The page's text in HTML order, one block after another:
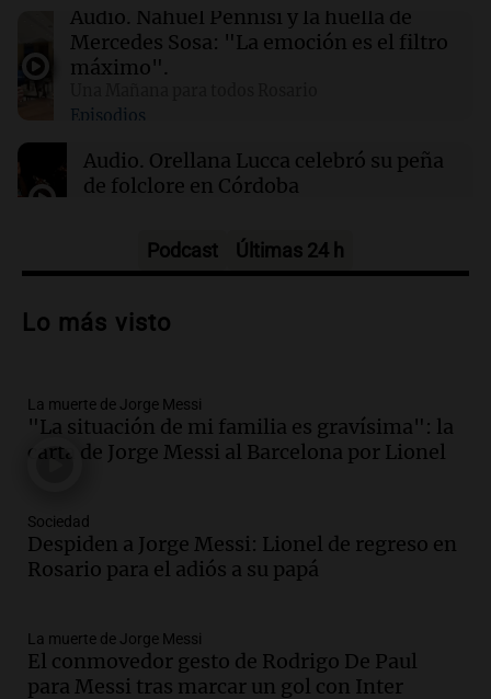
01:31 Ciencia
Reducir alimentos dulces no disminuye
antojos ni mejora la salud, según estudio
01:29 Mundo
El lago Mead alcanza su nivel más bajo en 90
años, evidenciando la crisis hídrica en EE.UU.
Audio. Nahuel Pennisi y la huella de
Mercedes Sosa: "La emoción es el filtro
máximo".
Episodios
Audio. Orellana Lucca celebró su peña
de folclore en Córdoba
Audio.Trágico accidente en Mendoza:
vehículos desde un puente
Audio.Tragedia en Mendoza: un muerto
y cinco heridos tras caer dos autos desde
un puente
Audio.Messi llegará esta noche a
Rosario para acompañar a su familia
Episodios
Audio.Ley de Propiedad Privada: el revés
Podcast Últimas 24 h
Lo más visto
La muerte de Jorge Messi
"La situación de mi familia es gravísima": la
carta de Jorge Messi al Barcelona por Lionel
Sociedad
Despiden a Jorge Messi: Lionel de regreso en
Rosario para el adiós a su papá
La muerte de Jorge Messi
El conmovedor gesto de Rodrigo De Paul
para Messi tras marcar un gol con Inter